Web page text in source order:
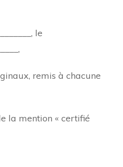
le
remis à chacune
la mention « certifié